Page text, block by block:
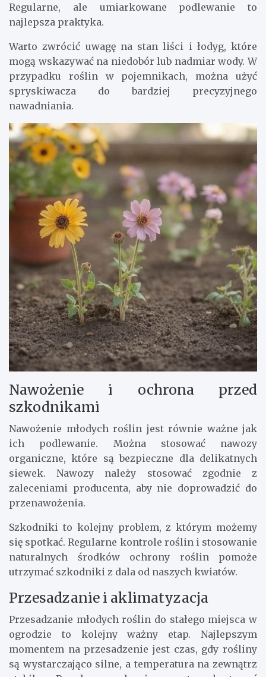
Regularne, ale umiarkowane podlewanie to
najlepsza praktyka.
Warto zwrócić uwagę na stan liści i łodyg, które
mogą wskazywać na niedobór lub nadmiar wody. W
przypadku roślin w pojemnikach, można użyć
spryskiwacza do bardziej precyzyjnego
nawadniania.
Nawożenie i ochrona przed
szkodnikami
Nawożenie młodych roślin jest równie ważne jak
ich podlewanie. Można stosować nawozy
organiczne, które są bezpieczne dla delikatnych
siewek. Nawozy należy stosować zgodnie z
zaleceniami producenta, aby nie doprowadzić do
przenawożenia.
Szkodniki to kolejny problem, z którym możemy
się spotkać. Regularne kontrole roślin i stosowanie
naturalnych środków ochrony roślin pomoże
utrzymać szkodniki z dala od naszych kwiatów.
Przesadzanie i aklimatyzacja
Przesadzanie młodych roślin do stałego miejsca w
ogrodzie to kolejny ważny etap. Najlepszym
momentem na przesadzenie jest czas, gdy rośliny
są wystarczająco silne, a temperatura na zewnątrz